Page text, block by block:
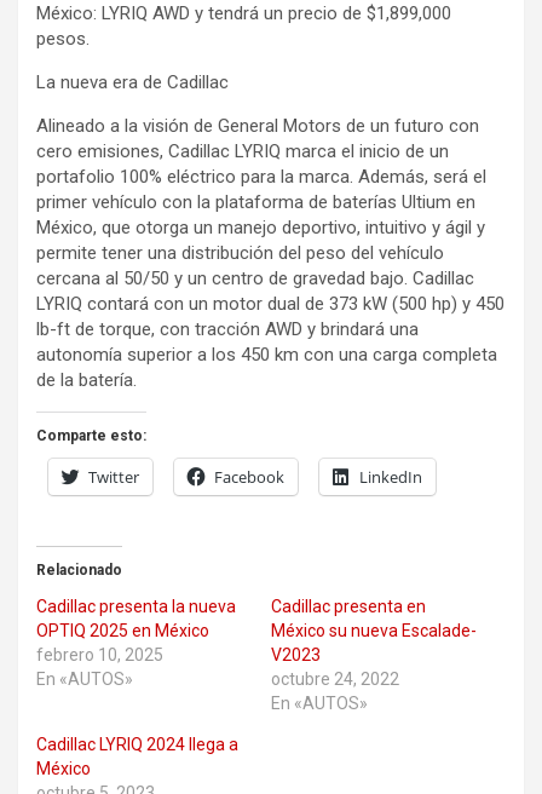
México: LYRIQ AWD y tendrá un precio de $1,899,000
pesos.
La nueva era de Cadillac
Alineado a la visión de General Motors de un futuro con
cero emisiones, Cadillac LYRIQ marca el inicio de un
portafolio 100% eléctrico para la marca. Además, será el
primer vehículo con la plataforma de baterías Ultium en
México, que otorga un manejo deportivo, intuitivo y ágil y
permite tener una distribución del peso del vehículo
cercana al 50/50 y un centro de gravedad bajo. Cadillac
LYRIQ contará con un motor dual de 373 kW (500 hp) y 450
lb-ft de torque, con tracción AWD y brindará una
autonomía superior a los 450 km con una carga completa
de la batería.
Comparte esto:
Twitter Facebook LinkedIn
Relacionado
Cadillac presenta la nueva
OPTIQ 2025 en México
febrero 10, 2025
En «AUTOS»
Cadillac presenta en
México su nueva Escalade-
V2023
octubre 24, 2022
En «AUTOS»
Cadillac LYRIQ 2024 llega a
México